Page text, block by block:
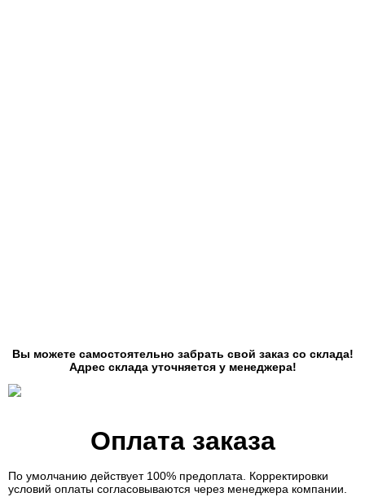
Вы можете самостоятельно забрать свой заказ со склада!
Адрес склада уточняется у менеджера!
Оплата заказа
По умолчанию действует 100% предоплата. Корректировки
условий оплаты согласовываются через менеджера компании.